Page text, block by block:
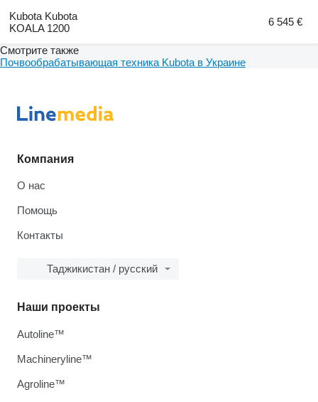
Kubota Kubota
KOALA 1200
6 545 €
Смотрите также
Почвообрабатывающая техника Kubota в Украине
Компания
О нас
Помощь
Контакты
Таджикистан / русский
Наши проекты
Autoline™
Machineryline™
Agroline™